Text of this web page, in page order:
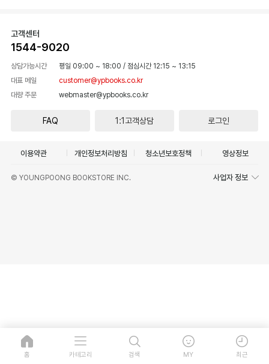
고객센터
1544-9020
상담가능시간 평일 09:00 ~ 18:00 / 점심시간 12:15 ~ 13:15
대표 메일
customer@ypbooks.co.kr
대량 주문
webmaster@ypbooks.co.kr
FAQ 1:1고객상담 로그인
이용약관 개인정보처리방침 청소년보호정책 영상정보
© YOUNGPOONG BOOKSTORE INC. 사업자 정보
홈 카테고리 검색 MY 최근